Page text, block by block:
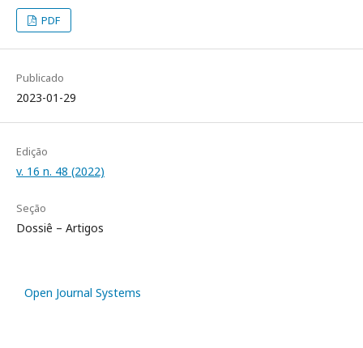
PDF
Publicado
2023-01-29
Edição
v. 16 n. 48 (2022)
Seção
Dossiê – Artigos
Open Journal Systems